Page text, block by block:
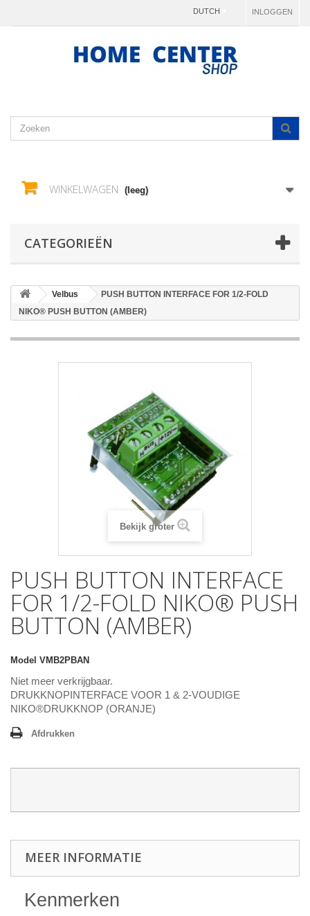
INLOGGEN
DUTCH
WINKELWAGEN (leeg)
CATEGORIEËN
Velbus
PUSH BUTTON INTERFACE FOR 1/2-FOLD
NIKO® PUSH BUTTON (AMBER)
Bekijk groter
PUSH BUTTON INTERFACE
FOR 1/2-FOLD NIKO® PUSH
BUTTON (AMBER)
Model VMB2PBAN
Niet meer verkrijgbaar.
DRUKKNOPINTERFACE VOOR 1 & 2-VOUDIGE
NIKO®DRUKKNOP (ORANJE)
Afdrukken
MEER INFORMATIE
Kenmerken